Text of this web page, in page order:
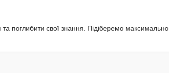
поглибити свої знання. Підіберемо максимально